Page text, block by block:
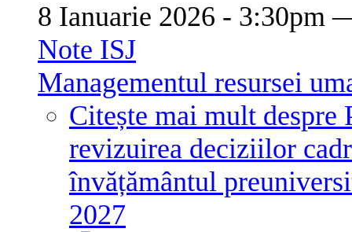
8 Ianuarie 2026 - 3:30pm
Note ISJ
Managementul resursei
Citește mai mult despre
revizuirea deciziilor
învățământul
2027